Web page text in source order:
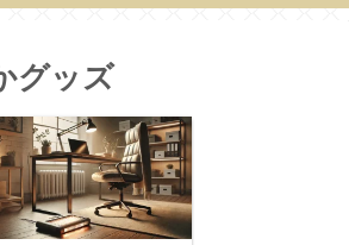
グッズ